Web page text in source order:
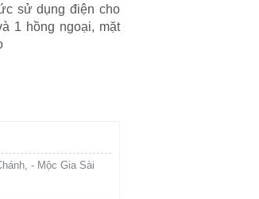
sử dụng điện cho
1 hồng ngoại, mặt
- Mộc Gia Sài